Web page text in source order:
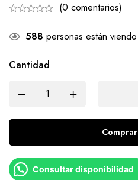
(0 comentarios)
588 personas están
Cantidad
Consultar disponibilidad